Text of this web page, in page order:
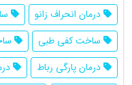
درمان انحراف زانو
ساخت کفی طبی
درمان پارگی رباط